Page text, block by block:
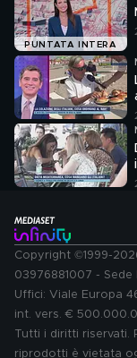
PUNTATA INTERA
Copyright ©1999-
03976881007 - Sede
Uffici: Viale Europa
int. vers. €
Tutti i diritti riservati.
riprodotti è vietata